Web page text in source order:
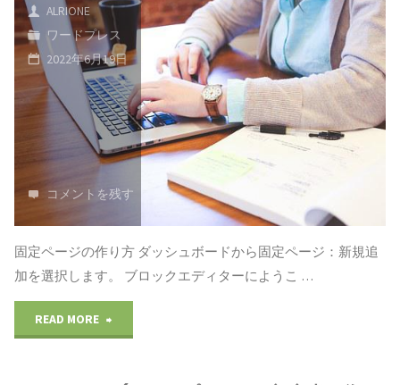
ALRIONE
ワードプレス
2022年6月19日
コメントを残す
固定ページの作り方 ダッシュボードから固定ページ：新規追
加を選択します。 ブロックエディターにようこ …
READ MORE